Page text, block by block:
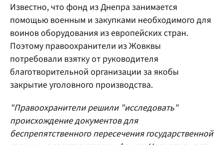
Известно, что фонд из Днепра занимается
помощью военным и закупками необходимого для
воинов оборудования из европейских стран.
Поэтому правоохранители из Жовквы
потребовали взятку от руководителя
благотворительной организации за якобы
закрытие уголовного производства.
"Правоохранители решили "исследовать"
происхождение документов для
беспрепятственного пересечения государственной